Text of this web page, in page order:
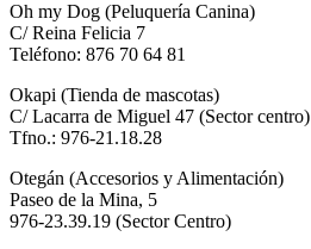
Oh my Dog (Peluquería Canina)
C/ Reina Felicia 7
Teléfono: 876 70 64 81
Okapi (Tienda de mascotas)
C/ Lacarra de Miguel 47 (Sector centro)
Tfno.: 976-21.18.28
Otegán (Accesorios y Alimentación)
Paseo de la Mina, 5
976-23.39.19 (Sector Centro)